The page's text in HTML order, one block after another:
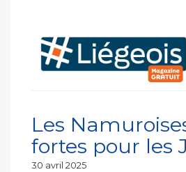
Les
fortes pour les
Publié
30 avril 2025